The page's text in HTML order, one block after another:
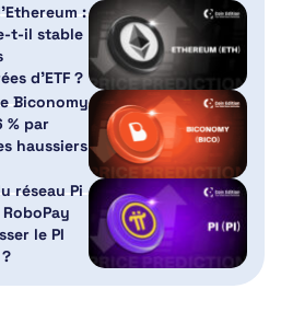
:
t-il stable
d’ETF ?
Biconomy
% par
haussiers
réseau Pi
le PI